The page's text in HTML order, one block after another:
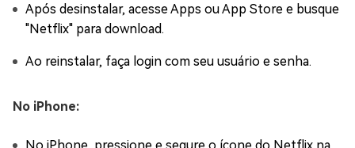
Após desinstalar, acesse Apps ou App Store e busque
"Netflix" para download.
Ao reinstalar, faça login com seu usuário e senha.
No iPhone:
No iPhone, pressione e segure o ícone do Netflix na